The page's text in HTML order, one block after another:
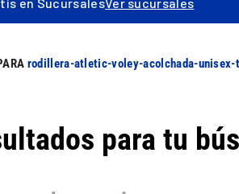
rodillera-atletic-voley-acolchada-
para tu